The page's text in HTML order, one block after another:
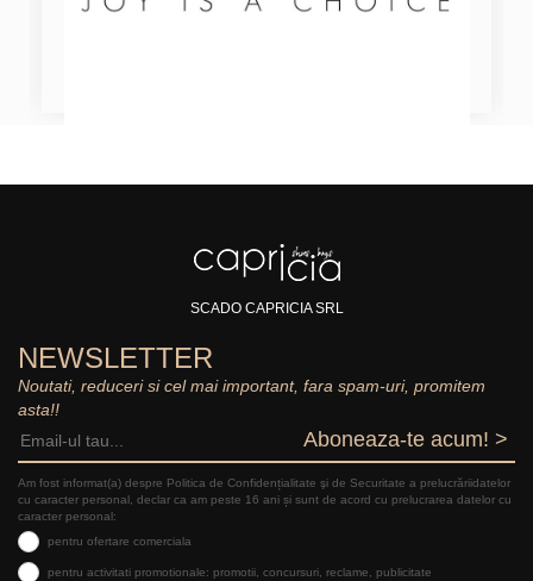
SCADO CAPRICIA SRL
NEWSLETTER
Noutati, reduceri si cel mai important, fara spam-uri, promitem
asta!!
Aboneaza-te acum! >
Am fost informat(a) despre Politica de Confidențialitate şi de Securitate a prelucrăriidatelor
cu caracter personal, declar ca am peste 16 ani și sunt de acord cu prelucrarea datelor cu
caracter personal:
pentru ofertare comerciala
pentru activitati promotionale: promotii, concursuri, reclame, publicitate